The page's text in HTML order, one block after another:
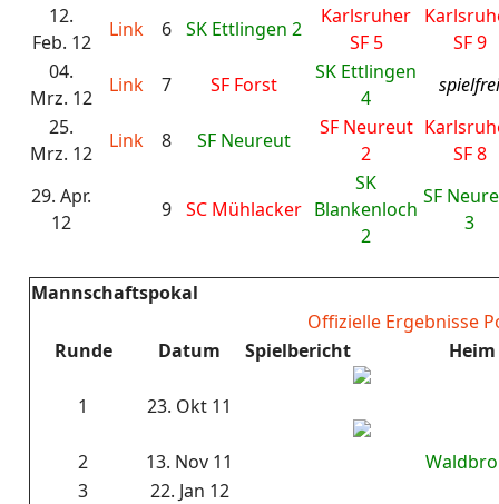
12.
Feb. 12
Link 6 SK Ettlingen 2
Karlsruher
SF 5
SF 9
04.
Mrz. 12
Link 7 SF Forst
SK Ettlingen
4
25.
Mrz. 12
Link 8 SF Neureut
SF Neureut
2
SF 8
29. Apr.
12
9 SC Mühlacker
SK
Blankenloch
2
SF
3
Mannschaftspokal
Offizielle Ergebnisse
Runde
Datum Spielbericht Heim
1 23. Okt 11
2 13. Nov 11
3
22. Jan 12